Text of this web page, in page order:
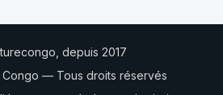
depuis 2017
— Tous droits réservés